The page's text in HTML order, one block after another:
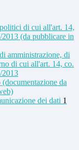
di cui all'art. 14,
(da pubblicare in
amministrazione, di
di cui all'art. 14, co.
2013
da
dei dati 1